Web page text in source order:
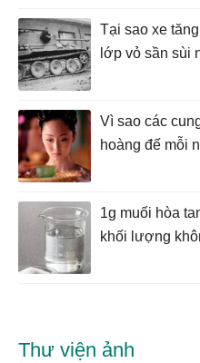
Tại sao xe
lớp vỏ sần sùi
Vì sao các
hoàng đế mỗi
1g muối hòa
khối lượng
Thư viện ảnh